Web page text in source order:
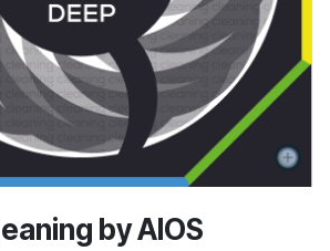
by AIOS